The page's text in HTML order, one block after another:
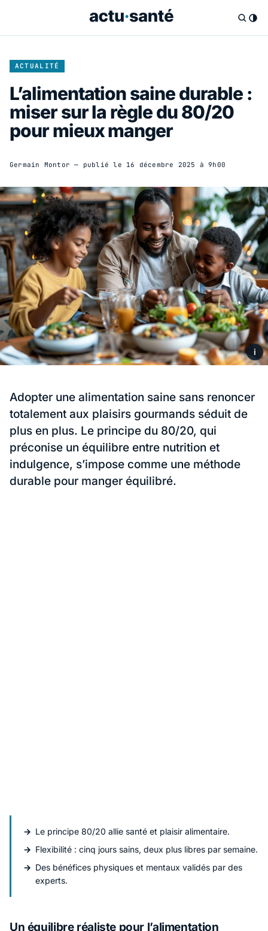
ACTUALITÉ
L’alimentation saine durable :
miser sur la règle du 80/20
pour mieux manger
Germain Montor — publié le 16 décembre 2025 à 9h00
i
Adopter une alimentation saine sans renoncer
totalement aux plaisirs gourmands séduit de
plus en plus. Le principe du 80/20, qui
préconise un équilibre entre nutrition et
indulgence, s’impose comme une méthode
durable pour manger équilibré.
Le principe 80/20 allie santé et plaisir alimentaire.
Flexibilité : cinq jours sains, deux plus libres par semaine.
Des bénéfices physiques et mentaux validés par des
experts.
Un équilibre réaliste pour l’alimentation